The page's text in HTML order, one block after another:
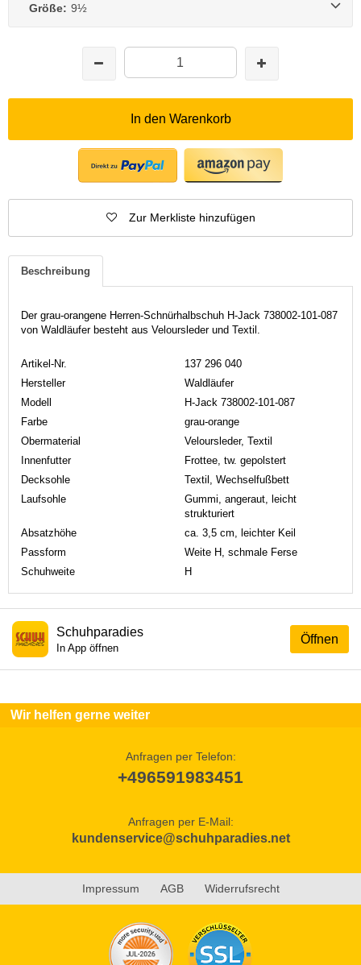
Größe: 9½
In den Warenkorb
Zur Merkliste hinzufügen
Beschreibung
Der grau-orangene Herren-Schnürhalbschuh H-Jack 738002-101-087
von Waldläufer besteht aus Veloursleder und Textil.
Artikel-Nr.
137 296 040
Hersteller
Waldläufer
Modell
H-Jack 738002-101-087
Farbe
grau-orange
Obermaterial
Veloursleder, Textil
Innenfutter
Frottee, tw. gepolstert
Decksohle
Textil, Wechselfußbett
Laufsohle
Gummi, angeraut, leicht
strukturiert
Absatzhöhe
ca. 3,5 cm, leichter Keil
Passform
Weite H, schmale Ferse
Schuhweite
H
Öffnen
Schuhparadies
In App öffnen
Wir helfen gerne weiter
Anfragen per Telefon:
+496591983451
Anfragen per E-Mail:
kundenservice@schuhparadies.net
Impressum AGB Widerrufsrecht